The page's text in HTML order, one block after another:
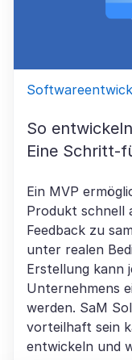
So
Eine Schritt-
Ein MVP
Produkt schnell
Feedback zu
unter realen
Erstellung kann
Unternehmens
werden. SaM
vorteilhaft sein
entwickeln und